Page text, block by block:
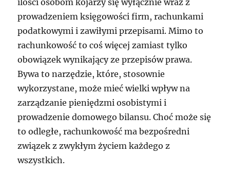
prowadzeniem księgowości firm, rachunkami
podatkowymi i zawiłymi przepisami. Mimo to
rachunkowość to coś więcej zamiast tylko
obowiązek wynikający ze przepisów prawa.
Bywa to narzędzie, które, stosownie
wykorzystane, może mieć wielki wpływ na
zarządzanie pieniędzmi osobistymi i
prowadzenie domowego bilansu. Choć może się
to odległe, rachunkowość ma bezpośredni
związek z zwykłym życiem każdego z
wszystkich.